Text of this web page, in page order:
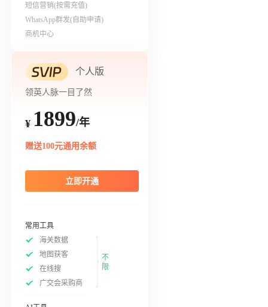
短信营销(按需充值)
WhatsApp群发(自助申请)
商机中心
个人版
领英人脉一目了然
¥ 1899/年
赠送100元通用余额
立即开通
常用工具
海关数据
地图获客
在线搜
广交会采购商
不
限